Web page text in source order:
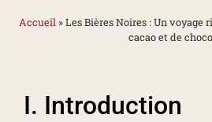
Accueil»Les Bières Noires : Un voyage
cacao et de
I. Introduction